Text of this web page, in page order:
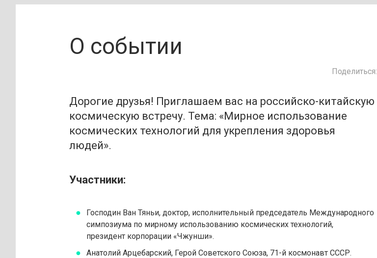
О событии
Поделиться:
Дорогие друзья! Приглашаем вас на российско-китайскую
космическую встречу. Тема: «Мирное использование
космических технологий для укрепления здоровья
людей».
Участники:
Господин Ван Тяньи, доктор, исполнительный председатель Международного
симпозиума по мирному использованию космических технологий,
президент корпорации «Чжунши».
Анатолий Арцебарский, Герой Советского Союза, 71-й космонавт СССР.